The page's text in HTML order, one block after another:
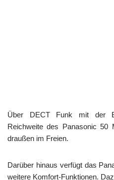
Über DECT Funk mit der
Reichweite des Panasonic 50
draußen im Freien.
Darüber hinaus verfügt das
weitere Komfort-Funktionen.